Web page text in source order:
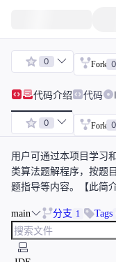
0 Fork 0
代码介绍 代码
0 Fork 0
用户可通过本项目学习
类算法题解程序，按题
题指导等内容。【此简
main 分支 1 Tags